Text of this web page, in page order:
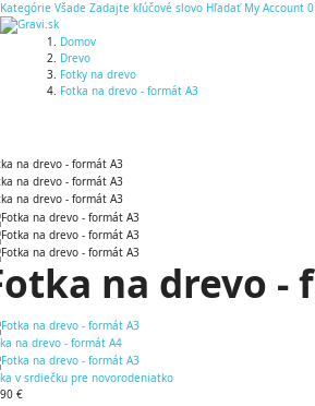
Kategórie Všade Zadajte kľúčové slovo Hľadať My Account 0
Domov
Drevo
Fotky na drevo
Fotka na drevo - formát A3
na drevo -
na drevo - formát A4
v srdiečku pre novorodeniatko
€